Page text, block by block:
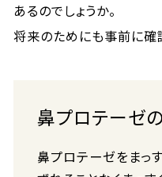
あるのでしょうか。
将来のためにも事前に確
鼻プロテーゼ
鼻プロテーゼをまっ